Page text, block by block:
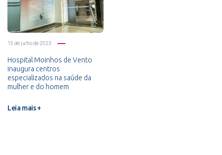
15 de julho de 2023
Hospital Moinhos de Vento
inaugura centros
especializados na saúde da
mulher e do homem
Leia mais +